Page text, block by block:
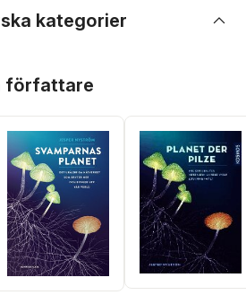
kategorier
författare